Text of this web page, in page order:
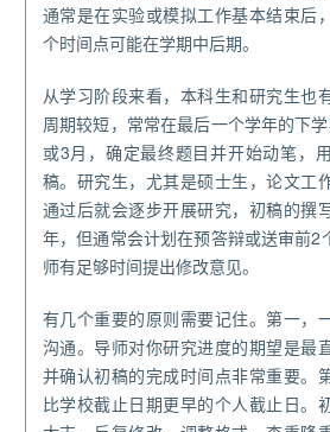
通常是在实验或模拟工作基本结束后
个时间点可能在学期中后期。
从学习阶段来看，本科生和研究生也
周期较短，常常在最后一个学年的下
或3月，确定最终题目并开始动笔，
稿。研究生，尤其是硕士生，论文工
通过后就会逐步开展研究，初稿的撰
年，但通常会计划在预答辩或送审前2
师有足够时间提出修改意见。
有几个重要的原则需要记住。第一，
沟通。导师对你研究进度的期望是最
并确认初稿的完成时间点非常重要。
比学校截止日期更早的个人截止日。